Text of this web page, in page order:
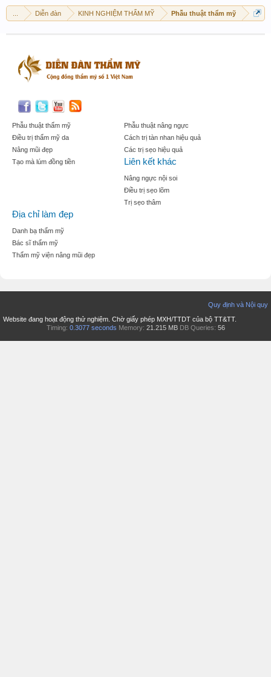
... Diễn đàn KINH NGHIỆM THẨM MỸ Phẫu thuật thẩm mỹ
Phẫu thuật thẩm mỹ
Điều trị thẩm mỹ da
Nâng mũi đẹp
Tạo mà lúm đồng tiền
Phẫu thuật nâng ngực
Cách trị tàn nhan hiệu quả
Các trị sẹo hiệu quả
Liên kết khác
Nâng ngực nội soi
Điều trị sẹo lõm
Trị sẹo thâm
Địa chỉ làm đẹp
Danh bạ thẩm mỹ
Bác sĩ thẩm mỹ
Thẩm mỹ viện nâng mũi đẹp
Quy định và Nội quy
Website đang hoạt động thử nghiệm. Chờ giấy phép MXH/TTDT của bộ TT&TT.
Timing: 0.3077 seconds Memory: 21.215 MB DB Queries: 56